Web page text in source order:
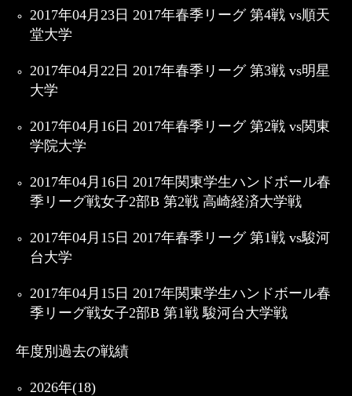
2017年04月23日 2017年春季リーグ 第4戦 vs順天
堂大学
2017年04月22日 2017年春季リーグ 第3戦 vs明星
大学
2017年04月16日 2017年春季リーグ 第2戦 vs関東
学院大学
2017年04月16日 2017年関東学生ハンドボール春
季リーグ戦女子2部B 第2戦 高崎経済大学戦
2017年04月15日 2017年春季リーグ 第1戦 vs駿河
台大学
2017年04月15日 2017年関東学生ハンドボール春
季リーグ戦女子2部B 第1戦 駿河台大学戦
年度別過去の戦績
2026年(18)